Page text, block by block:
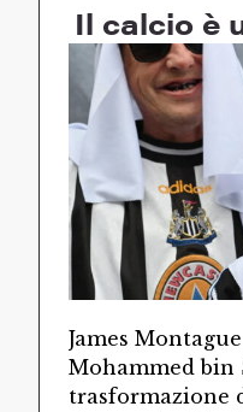
Il calcio è
James
Mohammed bin
trasformazione